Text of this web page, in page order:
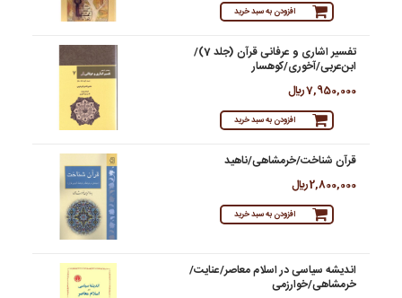
افزودن به سبد خرید
تفسیر اشاری و عرفانی قرآن (جلد 7)/
ابن‌عربی/آخوری/کوهسار
7,950,000 ريال
افزودن به سبد خرید
قرآن شناخت/خرمشاهی/ناهید
2,800,000 ريال
افزودن به سبد خرید
اندیشه سیاسی در اسلام معاصر/عنایت/
خرمشاهی/خوارزمی